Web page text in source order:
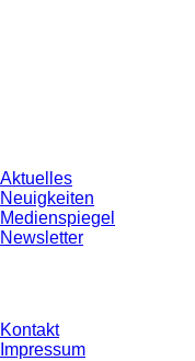
Aktuelles
Neuigkeiten
Medienspiegel
Newsletter
Kontakt
Impressum